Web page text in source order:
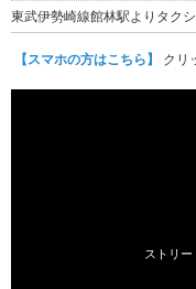
東武伊勢崎線館林駅よりタク
【スマホの方はこちら】
クリ